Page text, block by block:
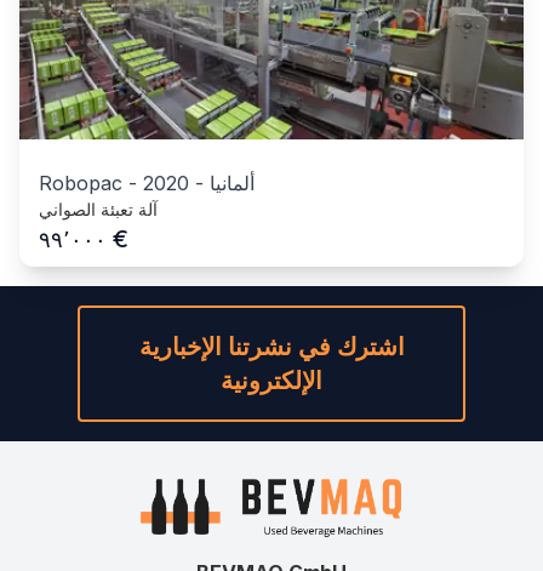
Robopac - 2020 - ألمانيا
آلة تعبئة الصواني
٩٩٬٠٠٠ €
اشترك في نشرتنا الإخبارية
الإلكترونية